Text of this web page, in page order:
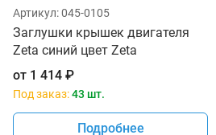
Артикул:045-0105
Заглушки крышек двигателя
Zeta синий цвет Zeta
от 1 414 ₽
Под заказ:43 шт.
Подробнее